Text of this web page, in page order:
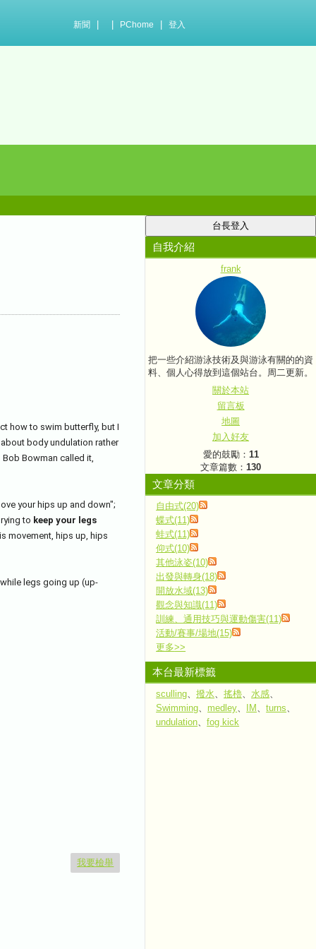
新聞 PChome 登入
how to swim butterfly, but I
body undulation rather
Bowman called it,
your hips up and down";
to keep your legs
movement, hips up, hips
legs going up (up-
我要檢舉
自我介紹
frank
把一些介紹游泳技術及與游泳有關的的資
料、個人心得放到這個站台。周二更新。
關於本站
留言板
地圖
加入好友
愛的鼓勵： 11
文章篇數：130
文章分類
自由式(20)
蝶式(11)
蛙式(11)
仰式(10)
其他泳姿(10)
出發與轉身(18)
開放水域(13)
觀念與知識(11)
訓練、通用技巧與運動傷害(11)
活動/賽事/場地(15)
更多>>
本台最新標籤
sculling、撥水、搖櫓、水感、
Swimming、 medley、 IM 、turns、
undulation、fog kick